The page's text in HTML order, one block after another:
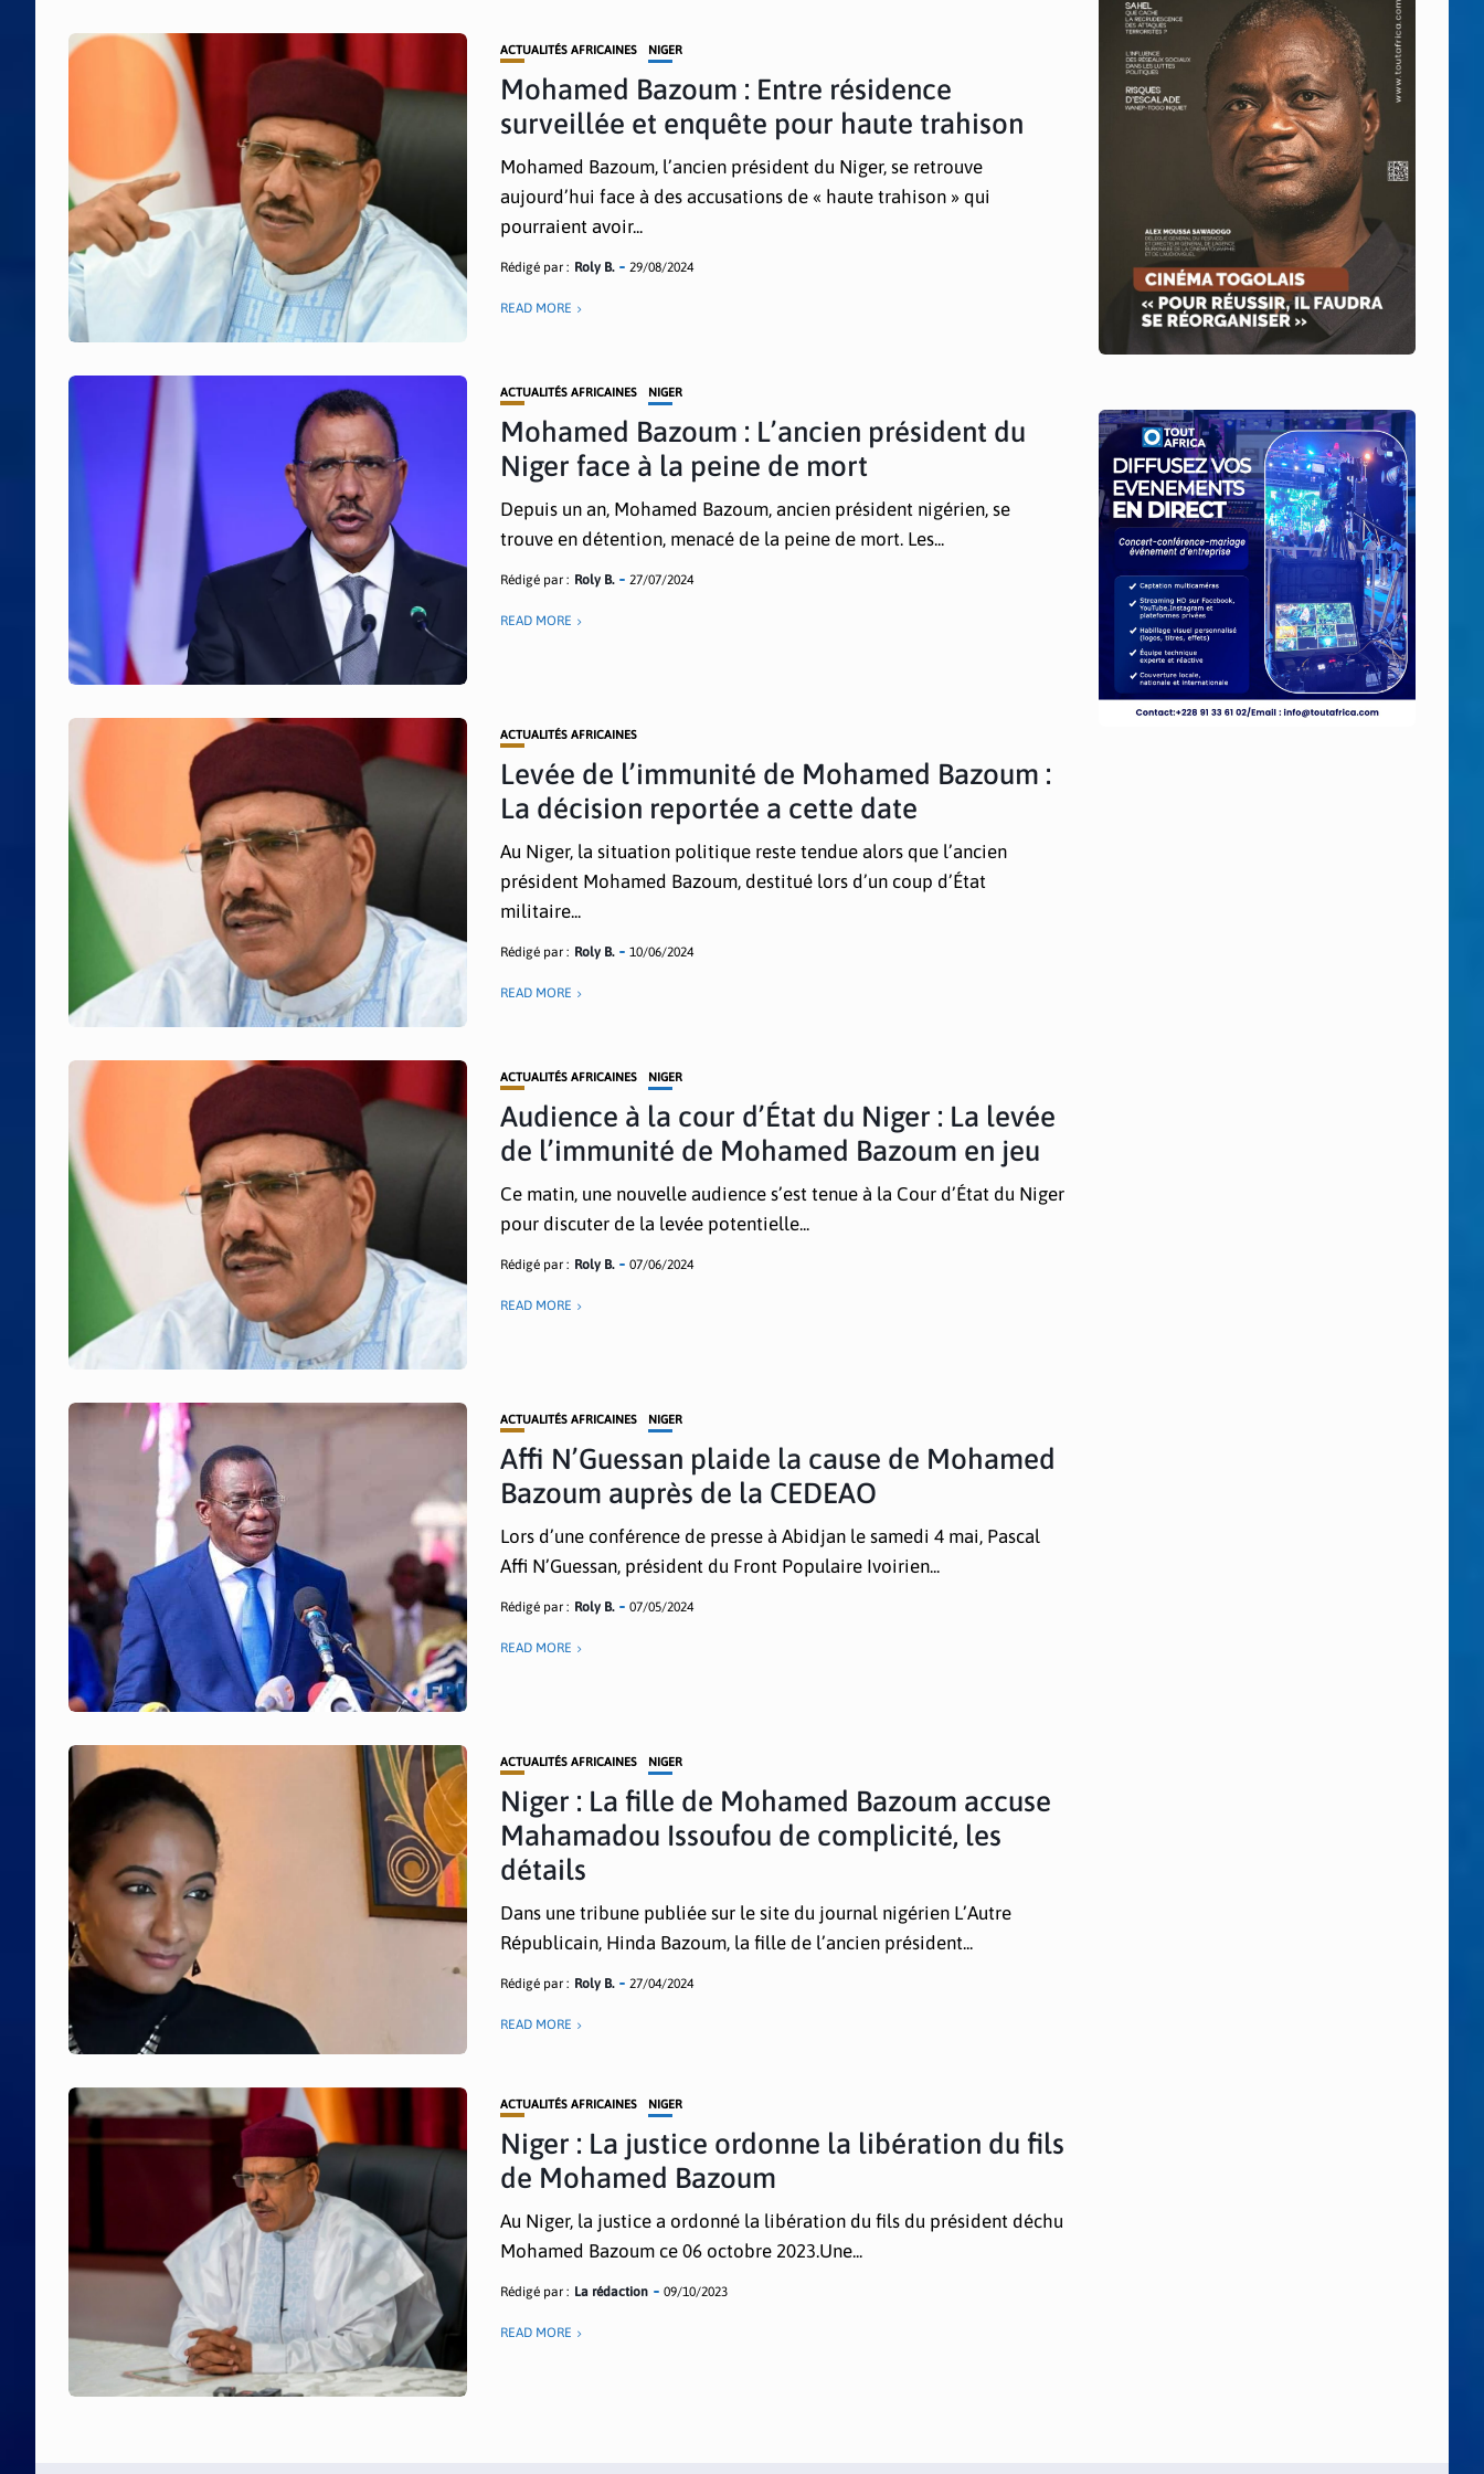
ACTUALITÉS AFRICAINES NIGER
Mohamed Bazoum : Entre résidence
surveillée et enquête pour haute trahison
Mohamed Bazoum, l’ancien président du Niger, se retrouve
aujourd’hui face à des accusations de « haute trahison » qui
pourraient avoir...
Rédigé par : Roly B. 29/08/2024
READ MORE
ACTUALITÉS AFRICAINES NIGER
Mohamed Bazoum : L’ancien président du
Niger face à la peine de mort
Depuis un an, Mohamed Bazoum, ancien président nigérien, se
trouve en détention, menacé de la peine de mort. Les...
Rédigé par : Roly B. 27/07/2024
READ MORE
ACTUALITÉS AFRICAINES
Levée de l’immunité de Mohamed Bazoum :
La décision reportée a cette date
Au Niger, la situation politique reste tendue alors que l’ancien
président Mohamed Bazoum, destitué lors d’un coup d’État
militaire...
Rédigé par : Roly B. 10/06/2024
READ MORE
ACTUALITÉS AFRICAINES NIGER
Audience à la cour d’État du Niger : La levée
de l’immunité de Mohamed Bazoum en jeu
Ce matin, une nouvelle audience s’est tenue à la Cour d’État du Niger
pour discuter de la levée potentielle...
Rédigé par : Roly B. 07/06/2024
READ MORE
ACTUALITÉS AFRICAINES NIGER
Affi N’Guessan plaide la cause de Mohamed
Bazoum auprès de la CEDEAO
Lors d’une conférence de presse à Abidjan le samedi 4 mai, Pascal
Affi N’Guessan, président du Front Populaire Ivoirien...
Rédigé par : Roly B. 07/05/2024
READ MORE
ACTUALITÉS AFRICAINES NIGER
Niger : La fille de Mohamed Bazoum accuse
Mahamadou Issoufou de complicité, les
détails
Dans une tribune publiée sur le site du journal nigérien L’Autre
Républicain, Hinda Bazoum, la fille de l’ancien président...
Rédigé par : Roly B. 27/04/2024
READ MORE
ACTUALITÉS AFRICAINES NIGER
Niger : La justice ordonne la libération du fils
de Mohamed Bazoum
Au Niger, la justice a ordonné la libération du fils du président déchu
Mohamed Bazoum ce 06 octobre 2023.Une...
Rédigé par : La rédaction 09/10/2023
READ MORE